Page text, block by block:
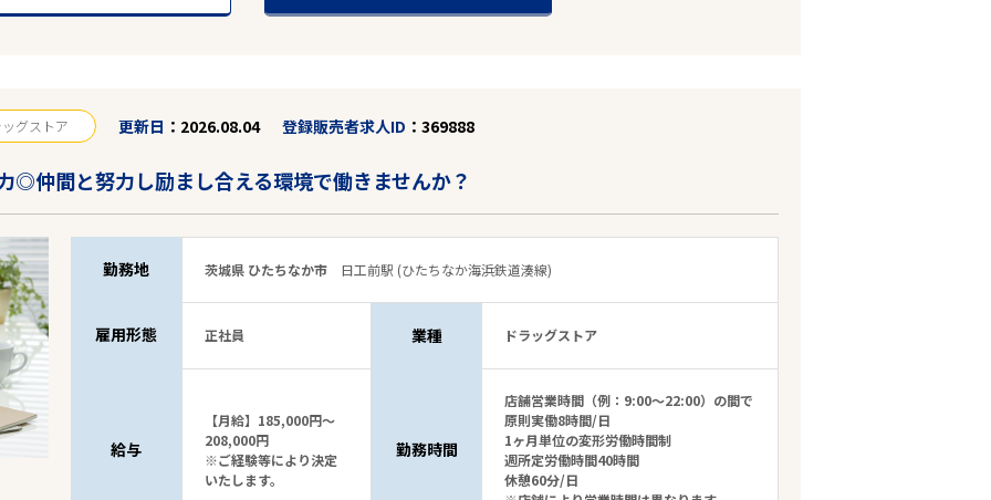
ッグストア 更新日 2026.08.04 登録販売者求人ID 369888
◎仲間と努力し励まし合える環境で働きませんか？
勤務地 茨城県 ひたちなか市 日工前駅 (ひたちなか海浜鉄道湊線)
雇用形態 正社員 業種 ドラッグストア
給与
【月給】185,000円～
208,000円
※ご経験等により決定
いたします。
勤務時間
店舗営業時間（例：9:00～22:00）の間で
原則実働8時間/日
1ヶ月単位の変形労働時間制
週所定労働時間40時間
休憩60分/日